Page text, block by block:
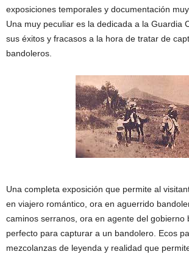
exposiciones temporales y documentación
Una muy peculiar es la dedicada a la Guardia
sus éxitos y fracasos a la hora de tratar de
bandoleros.
Una completa exposición que permite al
en viajero romántico, ora en aguerrido
caminos serranos, ora en agente del gobierno
perfecto para capturar a un bandolero. Ecos
mezcolanzas de leyenda y realidad que